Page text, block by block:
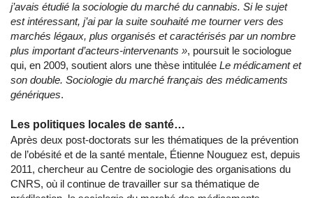
j’avais étudié la sociologie du marché du cannabis. Si le sujet
est intéressant, j’ai par la suite souhaité me tourner vers des
marchés légaux, plus organisés et caractérisés par un nombre
plus important d’acteurs-intervenants », poursuit le sociologue
qui, en 2009, soutient alors une thèse intitulée Le médicament et
son double. Sociologie du marché français des médicaments
génériques.
Les politiques locales de santé…
Après deux post-doctorats sur les thématiques de la prévention
de l’obésité et de la santé mentale, Étienne Nouguez est, depuis
2011, chercheur au Centre de sociologie des organisations du
CNRS, où il continue de travailler sur sa thématique de